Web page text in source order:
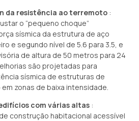
da resistência ao terremoto :
o “pequeno choque”
sísmica da estrutura de aço
e segundo nível de 5.6 para 3.5, e
de altura de 50 metros para 24
são projetadas para
sísmica de estruturas de
zonas de baixa intensidade.
com várias altas :
construção habitacional acessível